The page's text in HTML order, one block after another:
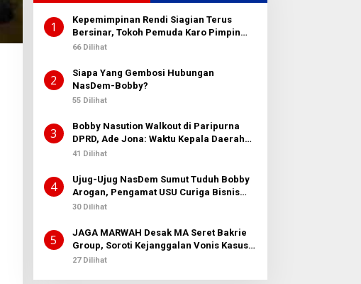
1
Kepemimpinan Rendi Siagian Terus
Bersinar, Tokoh Pemuda Karo Pimpin
PKN MJA Kota Medan
66 Dilihat
2
Siapa Yang Gembosi Hubungan
NasDem-Bobby?
55 Dilihat
3
Bobby Nasution Walkout di Paripurna
DPRD, Ade Jona: Waktu Kepala Daerah
Tak Boleh Terbuang Sia-sia
41 Dilihat
4
Ujug-Ujug NasDem Sumut Tuduh Bobby
Arogan, Pengamat USU Curiga Bisnis
Reklame
30 Dilihat
5
JAGA MARWAH Desak MA Seret Bakrie
Group, Soroti Kejanggalan Vonis Kasus
PET
27 Dilihat